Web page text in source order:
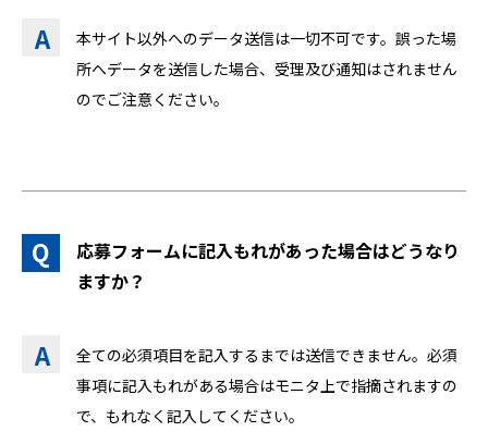
本サイト以外へのデータ送信は一切不可です。誤った場
所へデータを送信した場合、受理及び通知はされません
のでご注意ください。
応募フォームに記入もれがあった場合はどうなり
ますか？
全ての必須項目を記入するまでは送信できません。必須
事項に記入もれがある場合はモニタ上で指摘されますの
で、もれなく記入してください。